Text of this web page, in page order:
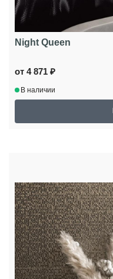
Night Queen
от 4 871 ₽
В наличии